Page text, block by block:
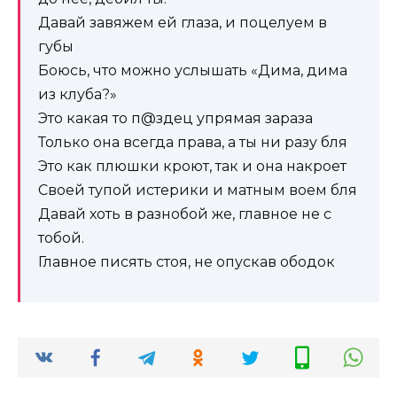
Давай завяжем ей глаза, и поцелуем в
губы
Боюсь, что можно услышать «Дима, дима
из клуба?»
Это какая то п@здец упрямая зараза
Только она всегда права, а ты ни разу бля
Это как плюшки кроют, так и она накроет
Своей тупой истерики и матным воем бля
Давай хоть в разнобой же, главное не с
тобой.
Главное писять стоя, не опускав ободок